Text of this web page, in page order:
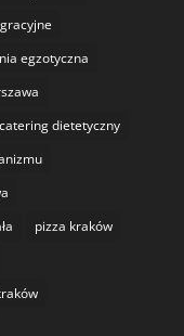
egzotyczna
dietetyczny
pizza kraków